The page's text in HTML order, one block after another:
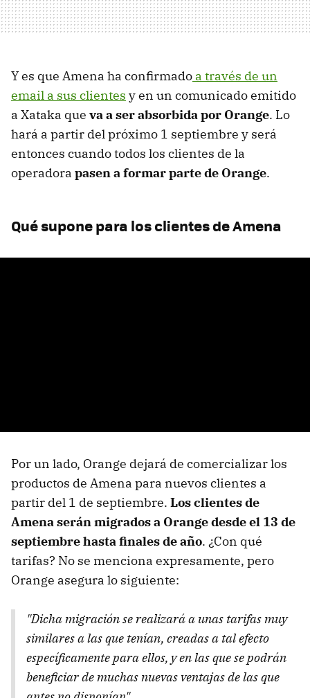
Y es que Amena ha confirmado a través de un
email a sus clientes y en un comunicado emitido
a Xataka que va a ser absorbida por Orange. Lo
hará a partir del próximo 1 septiembre y será
entonces cuando todos los clientes de la
operadora pasen a formar parte de Orange.
Qué supone para los clientes de Amena
Por un lado, Orange dejará de comercializar los
productos de Amena para nuevos clientes a
partir del 1 de septiembre. Los clientes de
Amena serán migrados a Orange desde el 13 de
septiembre hasta finales de año. ¿Con qué
tarifas? No se menciona expresamente, pero
Orange asegura lo siguiente:
"Dicha migración se realizará a unas tarifas muy
similares a las que tenían, creadas a tal efecto
específicamente para ellos, y en las que se podrán
beneficiar de muchas nuevas ventajas de las que